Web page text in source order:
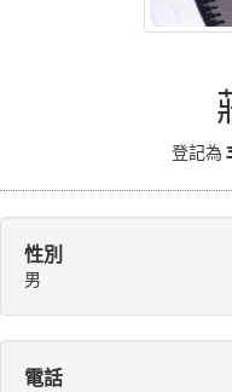
登記為
性別
男
電話